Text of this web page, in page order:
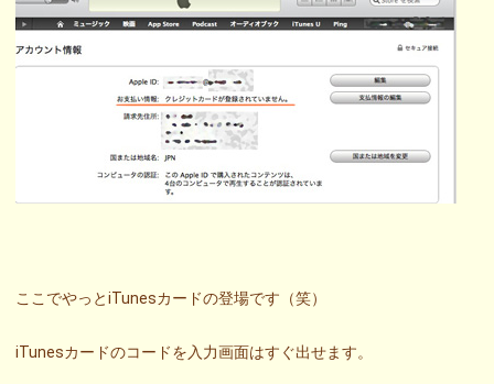
ここでやっとiTunesカードの登場です（笑）
iTunesカードのコードを入力画面はすぐ出せます。